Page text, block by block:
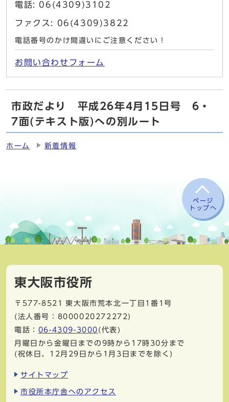
電話: 06(4309)3102
ファクス: 06(4309)3822
電話番号のかけ間違いにご注意ください！
お問い合わせフォーム
市政だより 平成26年4月15日号 6・
7面(テキスト版)への別ルート
ホーム 新着情報
ページ
トップへ
東大阪市役所
〒577-8521
東大阪市荒本北一丁目1番1号
(法人番号：8000020272272)
電話： 06-4309-3000 (代表)
月曜日から金曜日までの9時から17時30分まで
(祝休日、12月29日から1月3日までを除く)
サイトマップ
市役所本庁舎へのアクセス